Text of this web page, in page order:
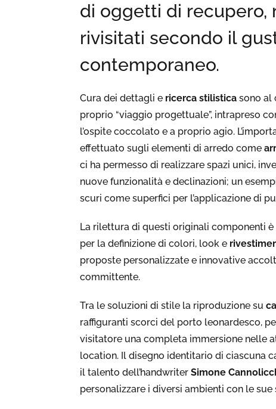
di oggetti di recupero,
rivisitati secondo il
contemporaneo.
Cura dei dettagli e ricerca stilistica sono al
proprio “viaggio progettuale”, intrapreso
l’ospite coccolato e a proprio agio.
effettuato sugli elementi di arredo come
ci ha permesso di realizzare spazi unici,
nuove funzionalità e declinazioni; un
scuri come superfici per l’applicazione di
La rilettura di questi originali componenti
per la definizione di colori, look e
proposte personalizzate e innovative
committente.
Tra le soluzioni di stile la riproduzione su
raffiguranti scorci del porto leonardesco,
visitatore una completa immersione nelle
location. Il disegno identitario di ciascuna
il talento dell’handwriterSimone
personalizzare i diversi ambienti con le